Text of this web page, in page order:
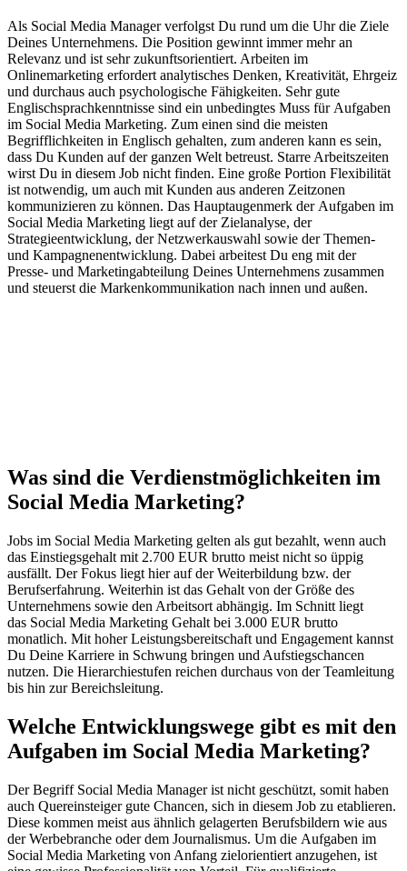
Als Social Media Manager verfolgst Du rund um die Uhr die Ziele
Deines Unternehmens. Die Position gewinnt immer mehr an
Relevanz und ist sehr zukunftsorientiert. Arbeiten im
Onlinemarketing erfordert analytisches Denken, Kreativität, Ehrgeiz
und durchaus auch psychologische Fähigkeiten. Sehr gute
Englischsprachkenntnisse sind ein unbedingtes Muss für Aufgaben
im Social Media Marketing. Zum einen sind die meisten
Begrifflichkeiten in Englisch gehalten, zum anderen kann es sein,
dass Du Kunden auf der ganzen Welt betreust. Starre Arbeitszeiten
wirst Du in diesem Job nicht finden. Eine große Portion Flexibilität
ist notwendig, um auch mit Kunden aus anderen Zeitzonen
kommunizieren zu können. Das Hauptaugenmerk der Aufgaben im
Social Media Marketing liegt auf der Zielanalyse, der
Strategieentwicklung, der Netzwerkauswahl sowie der Themen-
und Kampagnenentwicklung. Dabei arbeitest Du eng mit der
Presse- und Marketingabteilung Deines Unternehmens zusammen
und steuerst die Markenkommunikation nach innen und außen.
Was sind die Verdienstmöglichkeiten im
Social Media Marketing?
Jobs im Social Media Marketing gelten als gut bezahlt, wenn auch
das Einstiegsgehalt mit 2.700 EUR brutto meist nicht so üppig
ausfällt. Der Fokus liegt hier auf der Weiterbildung bzw. der
Berufserfahrung. Weiterhin ist das Gehalt von der Größe des
Unternehmens sowie den Arbeitsort abhängig. Im Schnitt liegt
das Social Media Marketing Gehalt bei 3.000 EUR brutto
monatlich. Mit hoher Leistungsbereitschaft und Engagement kannst
Du Deine Karriere in Schwung bringen und Aufstiegschancen
nutzen. Die Hierarchiestufen reichen durchaus von der Teamleitung
bis hin zur Bereichsleitung.
Welche Entwicklungswege gibt es mit den
Aufgaben im Social Media Marketing?
Der Begriff Social Media Manager ist nicht geschützt, somit haben
auch Quereinsteiger gute Chancen, sich in diesem Job zu etablieren.
Diese kommen meist aus ähnlich gelagerten Berufsbildern wie aus
der Werbebranche oder dem Journalismus. Um die Aufgaben im
Social Media Marketing von Anfang zielorientiert anzugehen, ist